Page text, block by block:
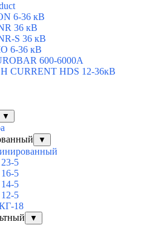
6-36 кВ
36 кВ
S 36 кВ
6-36 кВ
600-6000А
CURRENT HDS 12-36кВ
▼
▼
5
5
5
5
18
▼